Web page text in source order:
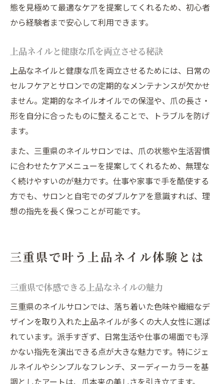
態を見極めて最適なケアを提案してくれるため、初心者
から経験者まで安心して利用できます。
上品ネイルと健康な爪を両立させる秘訣
上品なネイルと健康な爪を両立させるためには、日常の
セルフケアとサロンでの定期的なメンテナンスが欠かせ
ません。定期的なネイルオイルでの保湿や、爪の長さ・
形を自分に合ったものに整えることで、トラブルを防げ
ます。
また、三重県のネイルサロンでは、爪の状態や生活習慣
に合わせたケアメニューを提案してくれるため、無理な
く続けやすいのが魅力です。仕事や家事で手を酷使する
方でも、サロンと自宅でのダブルケアを意識すれば、理
想の指先を長く保つことが可能です。
三重県で叶う上品ネイル体験とは
三重県で体感できる上品なネイルの魅力
三重県のネイルサロンでは、落ち着いた色味や繊細なデ
ザインを取り入れた上品ネイルが多くの大人女性に選ば
れています。派手すぎず、日常生活や仕事の場面でも浮
かない指先を演出できる点が大きな魅力です。特にジェ
ルネイルやシンプルなフレンチ、ヌーディーカラーを基
調としたアートは、爪本来の美しさを引き立てます。